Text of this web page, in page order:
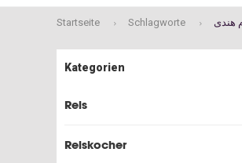
Startseite Schlagworte هندی
Kategorien
Reis
Reiskocher